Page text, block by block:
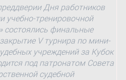
Дня работников
учебно-тренировочной
финальные
V турнира по мини-
учреждений за Кубок
под патронатом Совета
судебной